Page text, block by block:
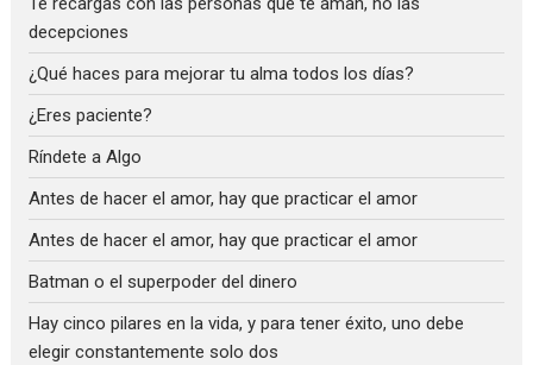
decepciones
¿Qué haces para mejorar tu alma todos los días?
¿Eres paciente?
Ríndete a Algo
Antes de hacer el amor, hay que practicar el amor
Antes de hacer el amor, hay que practicar el amor
Batman o el superpoder del dinero
Hay cinco pilares en la vida, y para tener éxito, uno debe
elegir constantemente solo dos